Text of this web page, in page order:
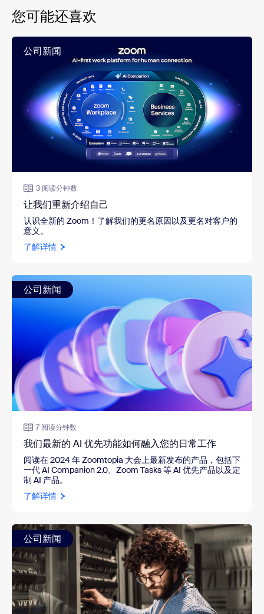
您可能还喜欢
公司新闻
3 阅读分钟数
让我们重新介绍自己
认识全新的 Zoom！了解我们的更名原因以及更名对客户的
意义。
了解详情
公司新闻
7 阅读分钟数
我们最新的 AI 优先功能如何融入您的日常工作
阅读在 2024 年 Zoomtopia 大会上最新发布的产品，包括下
一代 AI Companion 2.0、Zoom Tasks 等 AI 优先产品以及定
制 AI 产品。
了解详情
公司新闻